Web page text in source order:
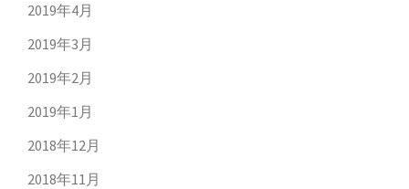
2019年4月
2019年3月
2019年2月
2019年1月
2018年12月
2018年11月